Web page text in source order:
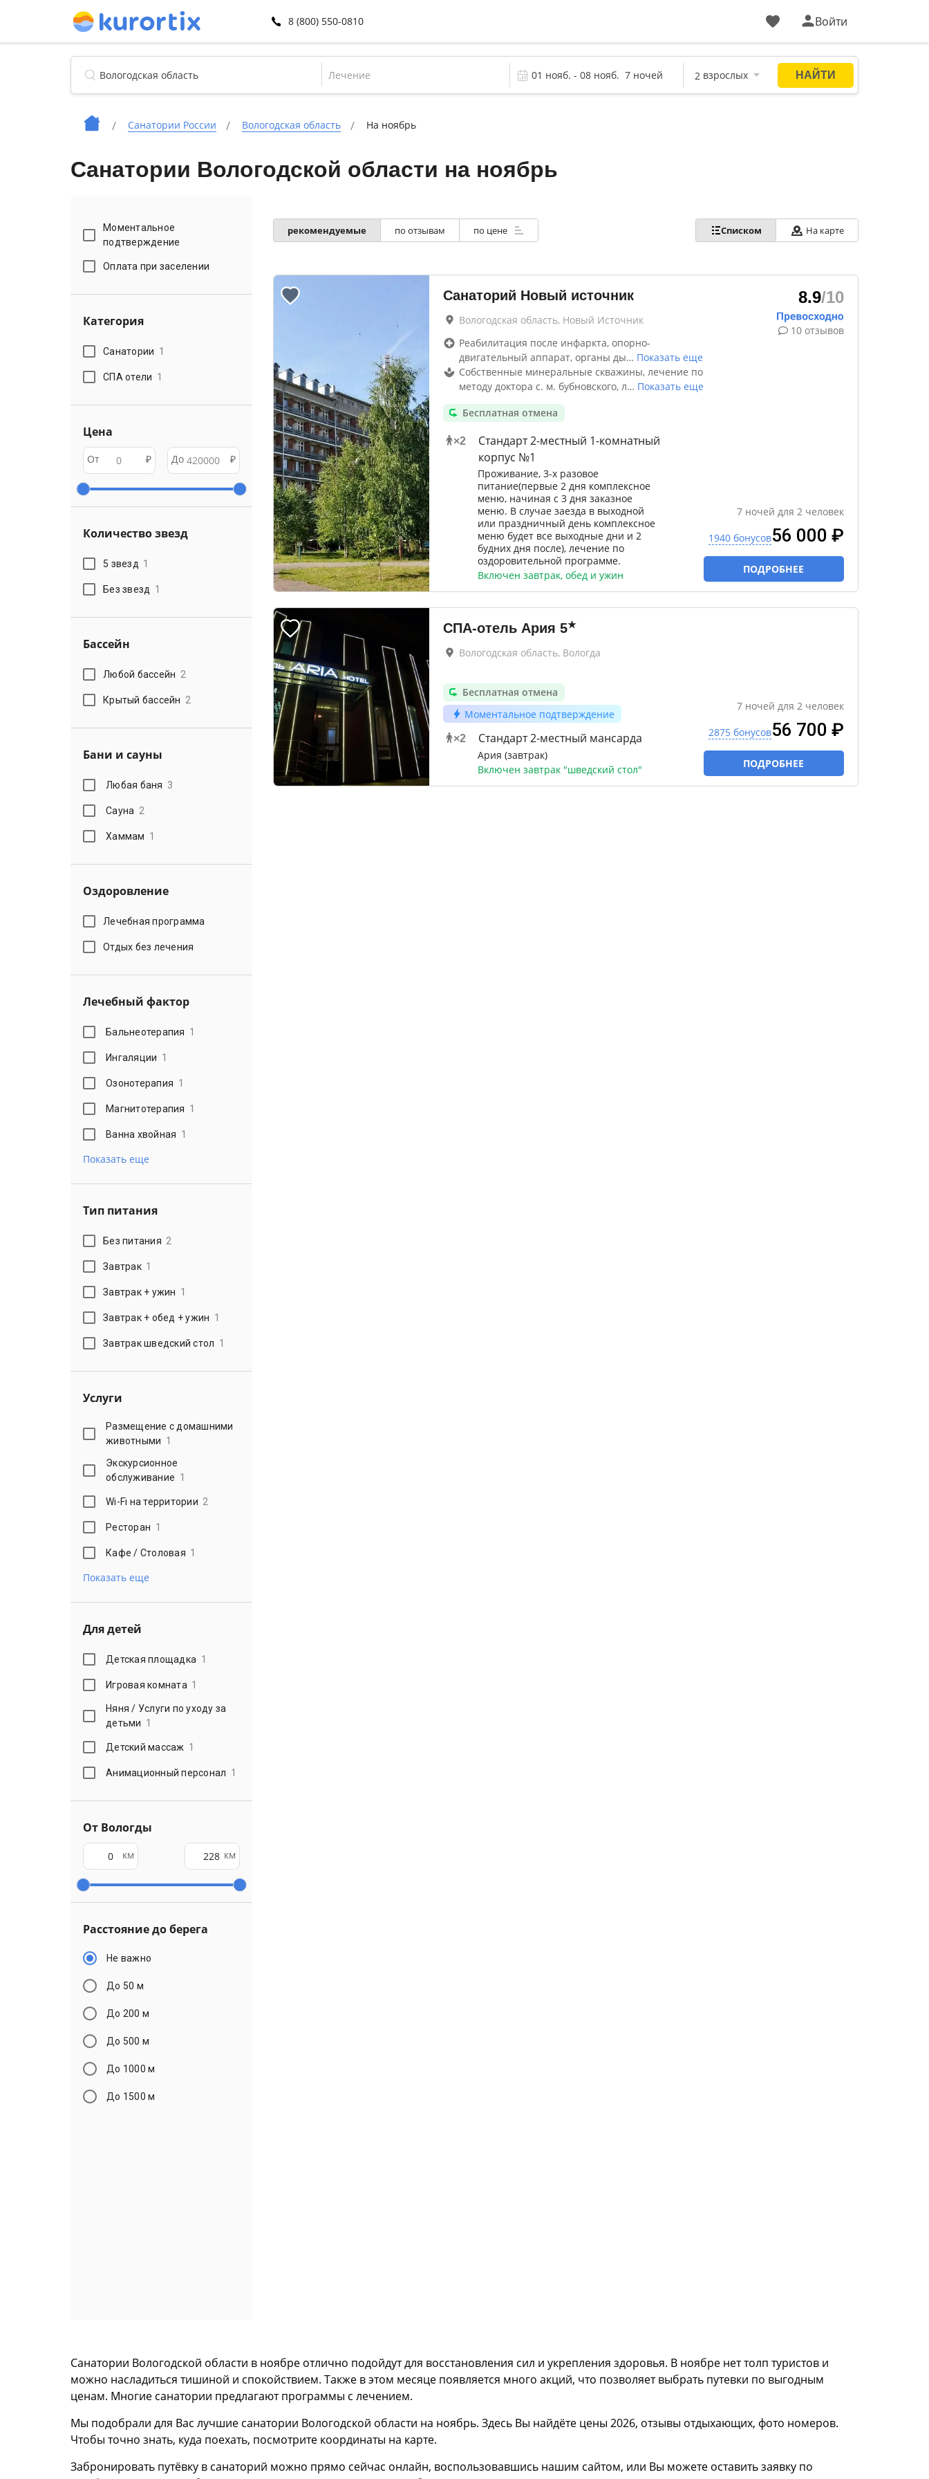
8 (800) 550-0810 Войти
Лечение
Санатории России Вологодская область На ноябрь
Санатории Вологодской области на ноябрь
Моментальное
подтверждение
Оплата при заселении
Категория
Санатории 1
СПА отели 1
Цена
От ₽ До ₽
Количество звезд
5 звезд 1
Без звезд 1
Бассейн
Любой бассейн 2
Крытый бассейн 2
Бани и сауны
Любая баня 3
Сауна 2
Хаммам 1
Оздоровление
Лечебная программа
Отдых без лечения
Лечебный фактор
Бальнеотерапия 1
Ингаляции 1
Озонотерапия 1
Магнитотерапия 1
Ванна хвойная 1
Показать еще
Тип питания
Без питания 2
Завтрак 1
Завтрак + ужин 1
Завтрак + обед + ужин 1
Завтрак шведский стол 1
Услуги
Размещение с домашними
животными 1
Экскурсионное
обслуживание 1
Wi-Fi на территории 2
Ресторан 1
Кафе / Столовая 1
Показать еще
Для детей
Детская площадка 1
Игровая комната 1
Няня / Услуги по уходу за
детьми 1
Детский массаж 1
Анимационный персонал 1
От Вологды
км км
Расстояние до берега
Не важно
До 50 м
До 200 м
До 500 м
До 1000 м
До 1500 м
рекомендуемые по отзывам по цене Списком На карте
Санаторий Новый источник
Вологодская область, Новый Источник
Реабилитация после инфаркта, опорно-
двигательный аппарат, органы ды… Показать еще
Собственные минеральные скважины, лечение по
методу доктора с. м. бубновского, л… Показать еще
Бесплатная отмена
×2
Стандарт 2-местный 1-комнатный
корпус №1
Проживание, 3-х разовое
питание(первые 2 дня комплексное
меню, начиная с 3 дня заказное
меню. В случае заезда в выходной
или праздничный день комплексное
меню будет все выходные дни и 2
будних дня после), лечение по
оздоровительной программе.
Включен завтрак, обед и ужин
8.9/10
10 отзывов
7 ночей для 2 человек
1940 бонусов56 000 ₽
ПОДРОБНЕЕ
СПА-отель Ария 5★
Вологодская область, Вологда
Бесплатная отмена
Моментальное подтверждение
×2 Стандарт 2-местный мансарда
Ария (завтрак)
Включен завтрак "шведский стол"
7 ночей для 2 человек
2875 бонусов56 700 ₽
ПОДРОБНЕЕ
Санатории Вологодской области в ноябре отлично подойдут для восстановления сил и укрепления здоровья. В ноябре нет толп туристов и
можно насладиться тишиной и спокойствием. Также в этом месяце появляется много акций, что позволяет выбрать путевки по выгодным
ценам. Многие санатории предлагают программы с лечением.
Мы подобрали для Вас лучшие санатории Вологодской области на ноябрь. Здесь Вы найдёте цены 2026, отзывы отдыхающих, фото номеров.
Чтобы точно знать, куда поехать, посмотрите координаты на карте.
Забронировать путёвку в санаторий можно прямо сейчас онлайн, воспользовавшись нашим сайтом, или Вы можете оставить заявку по